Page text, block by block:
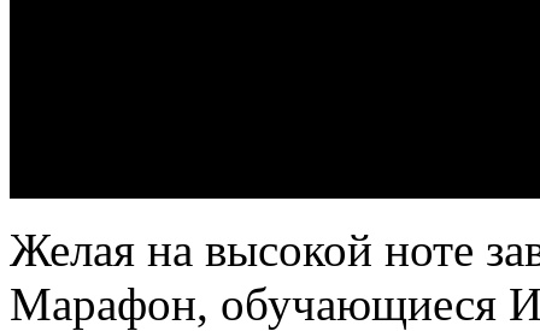
Желая на высокой ноте
Марафон, обучающиеся